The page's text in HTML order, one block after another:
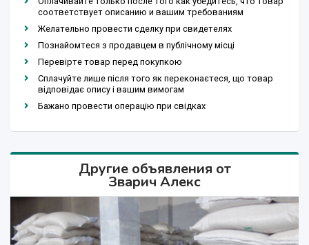
соответствует описанию и вашим требованиям
Желательно провести сделку при свидетелях
Познайомтеся з продавцем в публічному місці
Перевірте товар перед покупкою
Сплачуйте лише після того як переконаєтеся, що товар
відповідає опису і вашим вимогам
Бажано провести операцію при свідках
Другие объявления от
Зварич Алекс